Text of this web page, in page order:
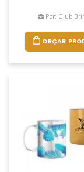
Por: Club
ORÇAR